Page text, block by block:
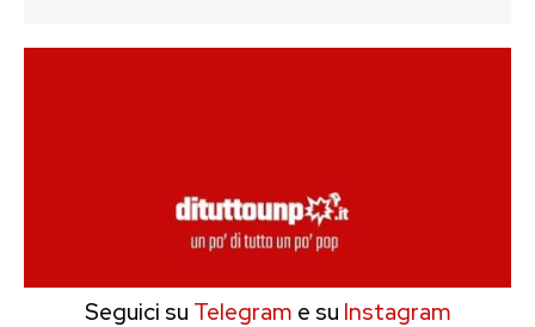
Seguici su Telegram e su Instagram